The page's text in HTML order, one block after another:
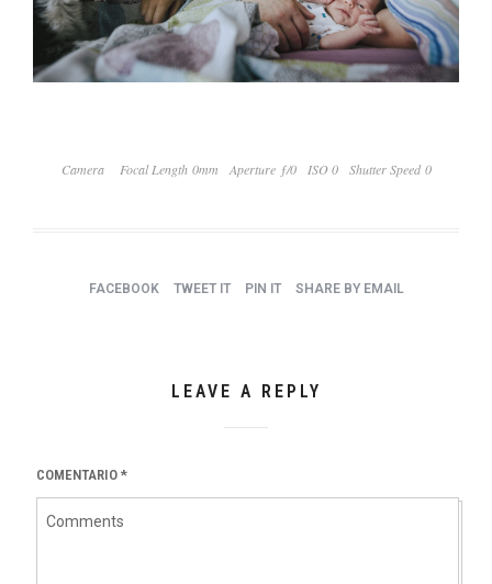
Camera Focal Length 0mm Aperture ƒ/0 ISO 0 Shutter Speed 0
FACEBOOK TWEET IT PIN IT SHARE BY EMAIL
LEAVE A REPLY
COMENTARIO *